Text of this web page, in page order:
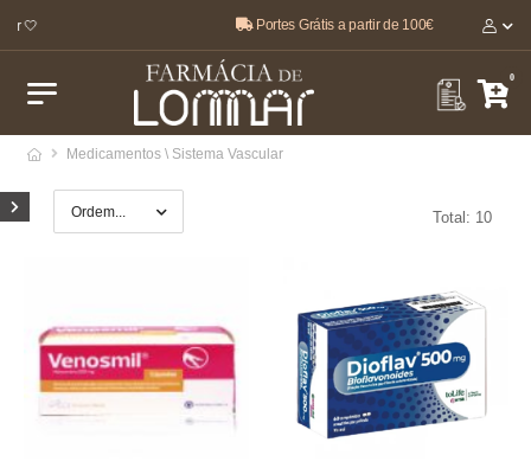
🤍 Portes Grátis a partir de 100€
0
Medicamentos \ Sistema Vascular
Total: 10